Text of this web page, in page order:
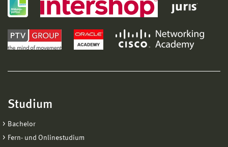
Studium
Bachelor
Fern- und Onlinestudium